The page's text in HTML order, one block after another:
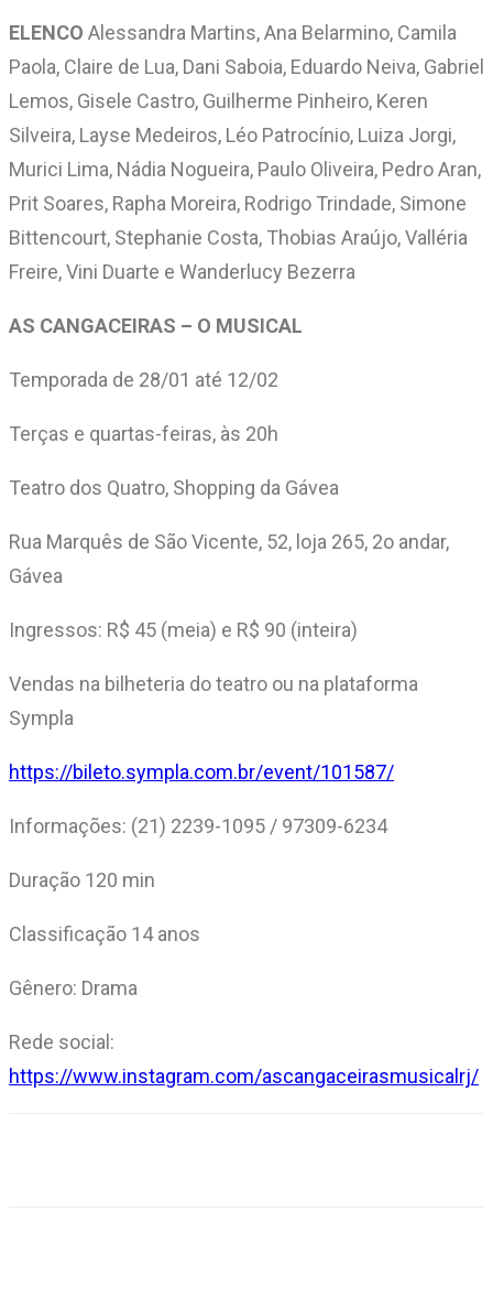
ELENCO Alessandra Martins, Ana Belarmino, Camila
Paola, Claire de Lua, Dani Saboia, Eduardo Neiva, Gabriel
Lemos, Gisele Castro, Guilherme Pinheiro, Keren
Silveira, Layse Medeiros, Léo Patrocínio, Luiza Jorgi,
Murici Lima, Nádia Nogueira, Paulo Oliveira, Pedro Aran,
Prit Soares, Rapha Moreira, Rodrigo Trindade, Simone
Bittencourt, Stephanie Costa, Thobias Araújo, Valléria
Freire, Vini Duarte e Wanderlucy Bezerra
AS CANGACEIRAS – O MUSICAL
Temporada de 28/01 até 12/02
Terças e quartas-feiras, às 20h
Teatro dos Quatro, Shopping da Gávea
Rua Marquês de São Vicente, 52, loja 265, 2o andar,
Gávea
Ingressos: R$ 45 (meia) e R$ 90 (inteira)
Vendas na bilheteria do teatro ou na plataforma
Sympla
https://bileto.sympla.com.br/event/101587/
Informações: (21) 2239-1095 / 97309-6234
Duração 120 min
Classificação 14 anos
Gênero: Drama
Rede social:
https://www.instagram.com/ascangaceirasmusicalrj/